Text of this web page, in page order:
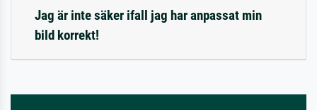
Jag är inte säker ifall jag har anpassat min
bild korrekt!